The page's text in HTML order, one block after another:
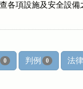
查各項設施及安全設
0 判例 0 法